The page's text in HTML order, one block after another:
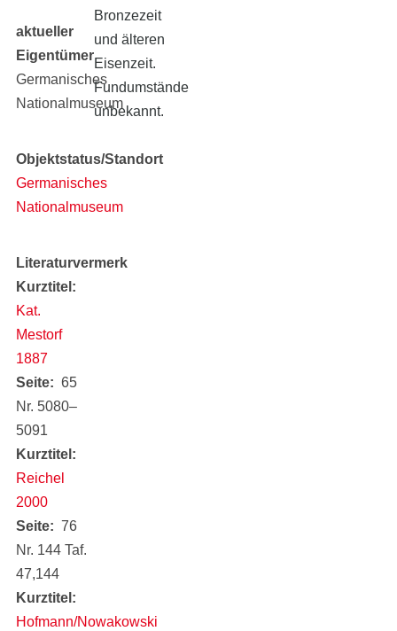
aktueller
Eigentümer
Germanisches
Nationalmuseum
Objektstatus/Standort
Germanisches
Nationalmuseum
Literaturvermerk
Kurztitel
Kat.
Mestorf
1887
Seite
65
Nr. 5080‒
5091
Kurztitel
Reichel
2000
Seite
76
Nr. 144 Taf.
47,144
Kurztitel
Hofmann/Nowakowski
Bronzezeit
und älteren
Eisenzeit.
Fundumstände
unbekannt.